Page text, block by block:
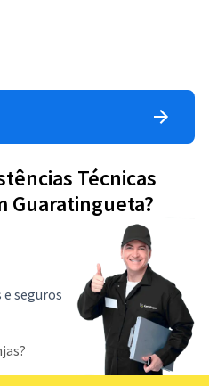
Técnicas
Guaratingueta?
seguros